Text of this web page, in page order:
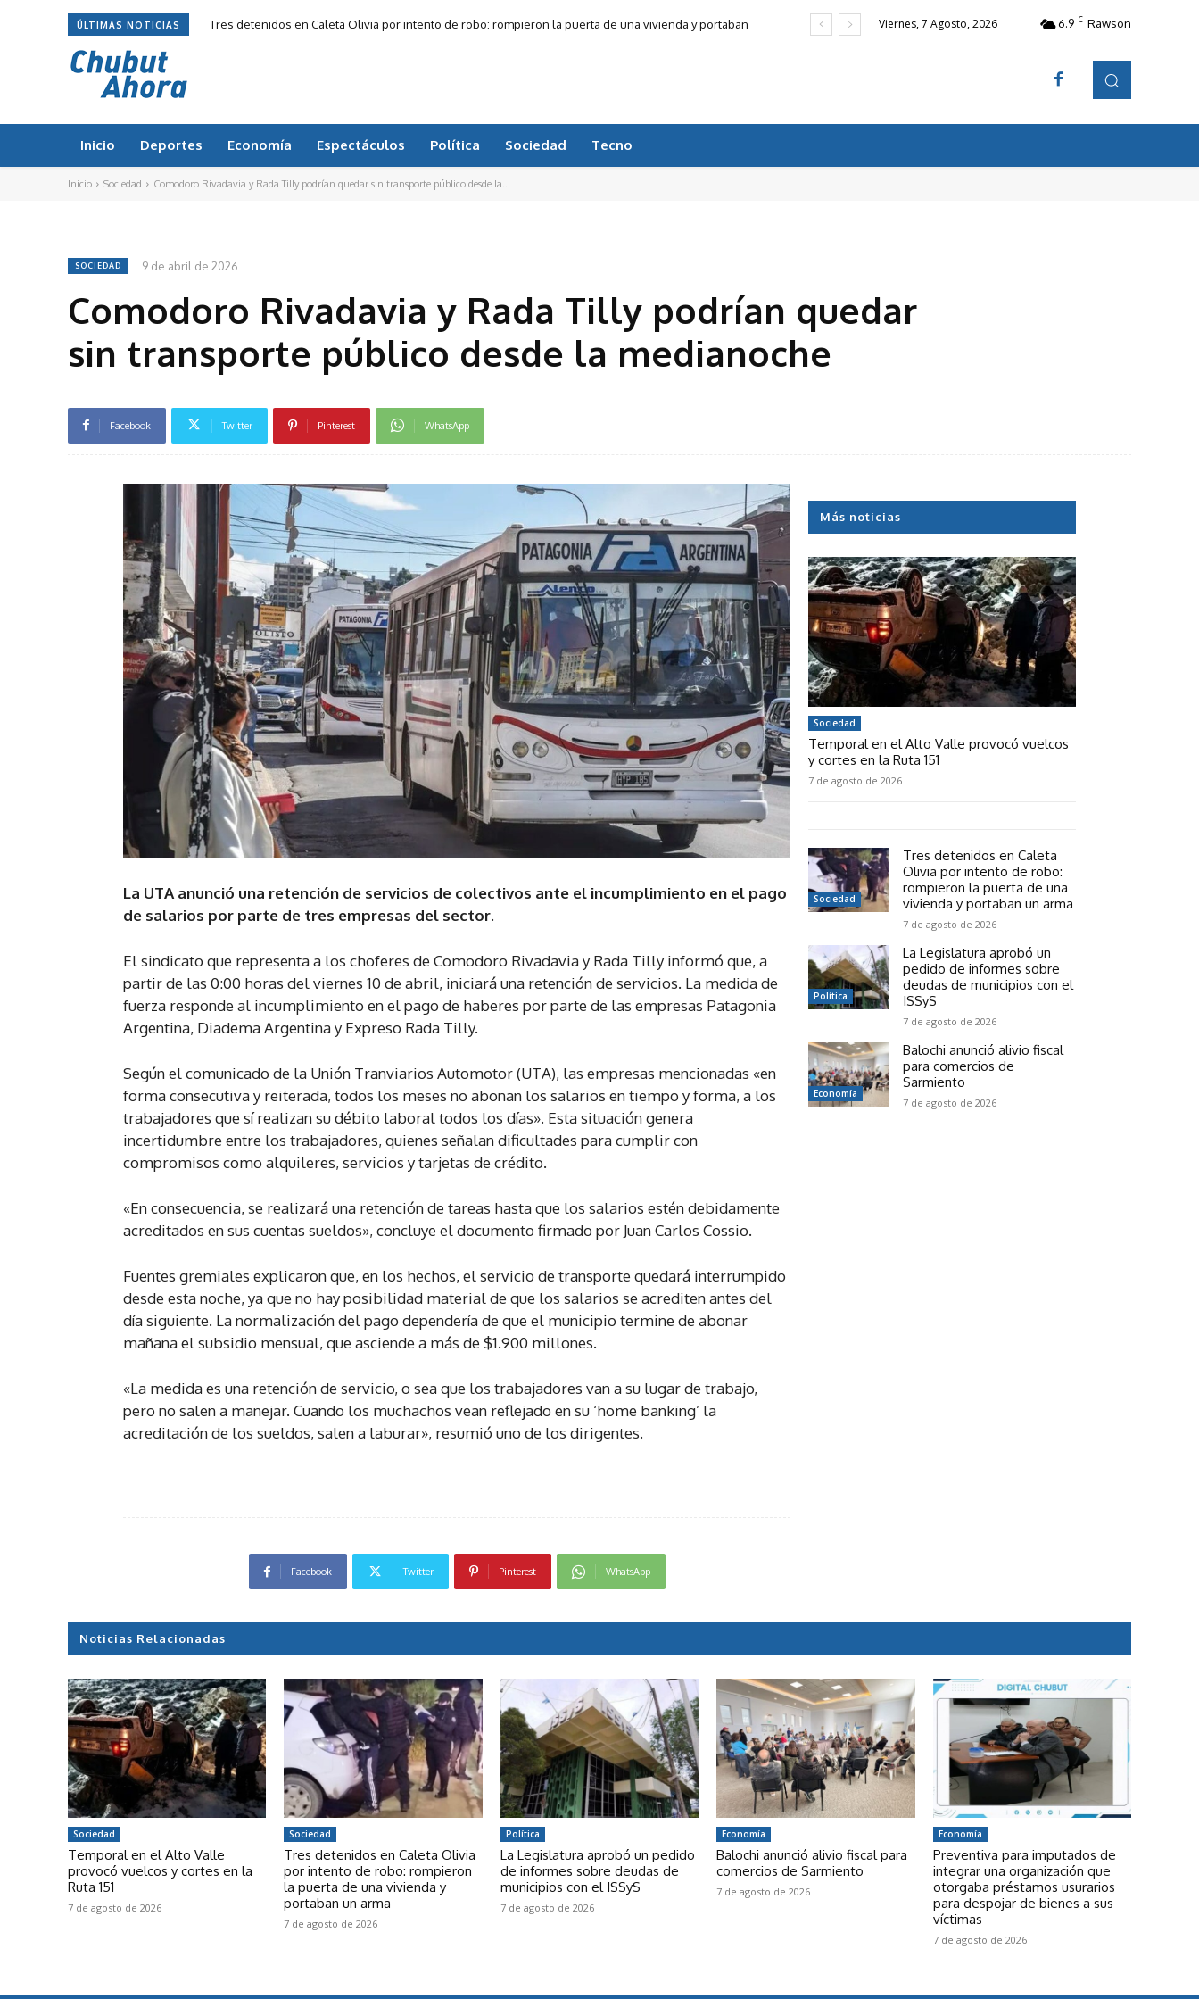
ÚLTIMAS NOTICIAS
Tres detenidos en Caleta Olivia por intento de robo: rompieron la puerta de una vivienda y portaban
Viernes, 7 Agosto, 2026 6.9 C Rawson
Inicio Deportes Economía Espectáculos Política Sociedad Tecno
Inicio Sociedad Comodoro Rivadavia y Rada Tilly podrían quedar sin transporte público desde la...
SOCIEDAD 9 de abril de 2026
Comodoro Rivadavia y Rada Tilly podrían quedar
sin transporte público desde la medianoche
Facebook Twitter Pinterest WhatsApp
La UTA anunció una retención de servicios de colectivos ante el incumplimiento en el pago
de salarios por parte de tres empresas del sector.
El sindicato que representa a los choferes de Comodoro Rivadavia y Rada Tilly informó que, a
partir de las 0:00 horas del viernes 10 de abril, iniciará una retención de servicios. La medida de
fuerza responde al incumplimiento en el pago de haberes por parte de las empresas Patagonia
Argentina, Diadema Argentina y Expreso Rada Tilly.
Según el comunicado de la Unión Tranviarios Automotor (UTA), las empresas mencionadas «en
forma consecutiva y reiterada, todos los meses no abonan los salarios en tiempo y forma, a los
trabajadores que sí realizan su débito laboral todos los días». Esta situación genera
incertidumbre entre los trabajadores, quienes señalan dificultades para cumplir con
compromisos como alquileres, servicios y tarjetas de crédito.
«En consecuencia, se realizará una retención de tareas hasta que los salarios estén debidamente
acreditados en sus cuentas sueldos», concluye el documento firmado por Juan Carlos Cossio.
Fuentes gremiales explicaron que, en los hechos, el servicio de transporte quedará interrumpido
desde esta noche, ya que no hay posibilidad material de que los salarios se acrediten antes del
día siguiente. La normalización del pago dependería de que el municipio termine de abonar
mañana el subsidio mensual, que asciende a más de $1.900 millones.
«La medida es una retención de servicio, o sea que los trabajadores van a su lugar de trabajo,
pero no salen a manejar. Cuando los muchachos vean reflejado en su ‘home banking’ la
acreditación de los sueldos, salen a laburar», resumió uno de los dirigentes.
Facebook Twitter Pinterest WhatsApp
Más noticias
Sociedad
Temporal en el Alto Valle provocó vuelcos
y cortes en la Ruta 151
7 de agosto de 2026
Sociedad
Tres detenidos en Caleta
Olivia por intento de robo:
rompieron la puerta de una
vivienda y portaban un arma
7 de agosto de 2026
Política
La Legislatura aprobó un
pedido de informes sobre
deudas de municipios con el
ISSyS
7 de agosto de 2026
Economía
Balochi anunció alivio fiscal
para comercios de
Sarmiento
7 de agosto de 2026
Noticias Relacionadas
Sociedad
Temporal en el Alto Valle
provocó vuelcos y cortes en la
Ruta 151
7 de agosto de 2026
Sociedad
Tres detenidos en Caleta Olivia
por intento de robo: rompieron
la puerta de una vivienda y
portaban un arma
7 de agosto de 2026
Política
La Legislatura aprobó un pedido
de informes sobre deudas de
municipios con el ISSyS
7 de agosto de 2026
Economía
Balochi anunció alivio fiscal para
comercios de Sarmiento
7 de agosto de 2026
Economía
Preventiva para imputados de
integrar una organización que
otorgaba préstamos usurarios
para despojar de bienes a sus
víctimas
7 de agosto de 2026